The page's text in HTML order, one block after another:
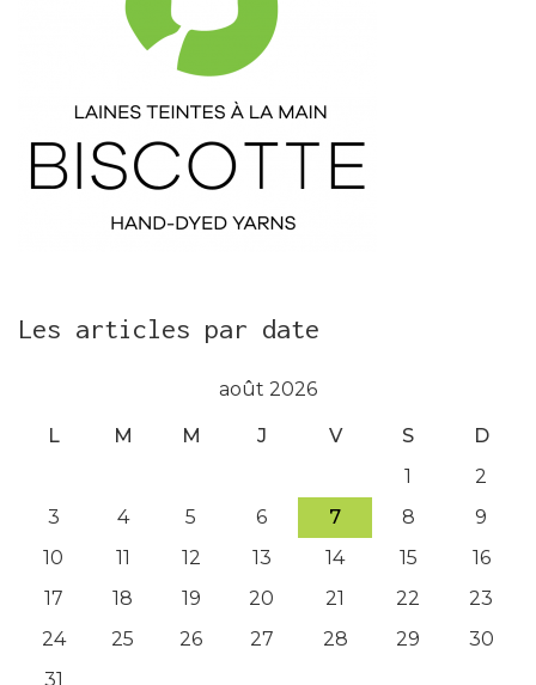
Les articles par date
août 2026
L M M J V S
D
1
2
3
4 5 6 7 8
9
10
11 12 13 14 15
16
17
18 19 20 21 22
23
24
25 26 27 28 29
30
31